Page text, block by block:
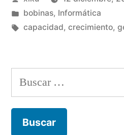
dice
yo?»
por
Publicado
en
bobinas, Informática
Etiquetas:
capacidad, crecimiento,
Buscar: